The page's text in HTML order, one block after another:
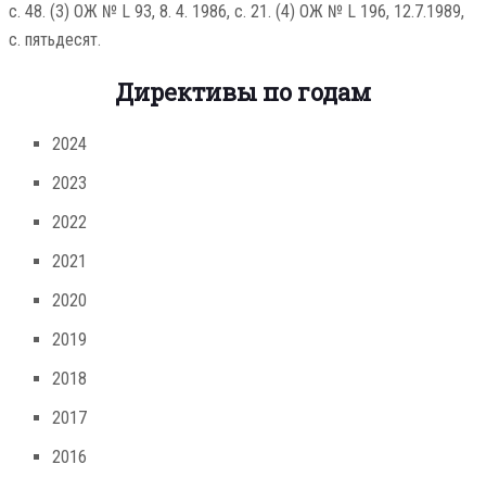
с. 48. (3) ОЖ № L 93, 8. 4. 1986, с. 21. (4) ОЖ № L 196, 12.7.1989,
с. пятьдесят.
Директивы по годам
2024
2023
2022
2021
2020
2019
2018
2017
2016